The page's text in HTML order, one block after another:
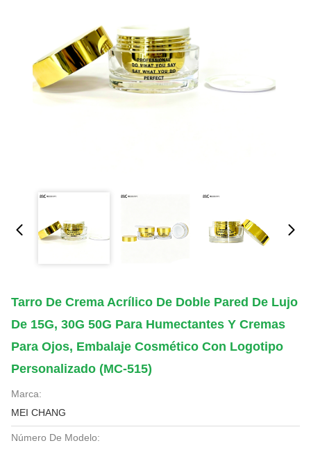
Tarro De Crema Acrílico De Doble Pared De Lujo
De 15G, 30G 50G Para Humectantes Y Cremas
Para Ojos, Embalaje Cosmético Con Logotipo
Personalizado (MC-515)
Marca:
MEI CHANG
Número De Modelo: